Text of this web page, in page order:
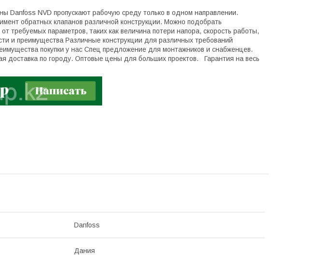
Danfoss NVD пропускают рабочую среду только в одном направлении.
обратных клапанов различной конструкции. Можно подобрать
требуемых параметров, таких как величина потери напора, скорость работы,
и преимущества Различные конструкции для различных требований
покупки у нас Спец предложение для монтажников и снабженцев.
доставка по городу. Оптовые цены для больших проектов. Гарантия на весь
Danfoss
Дания